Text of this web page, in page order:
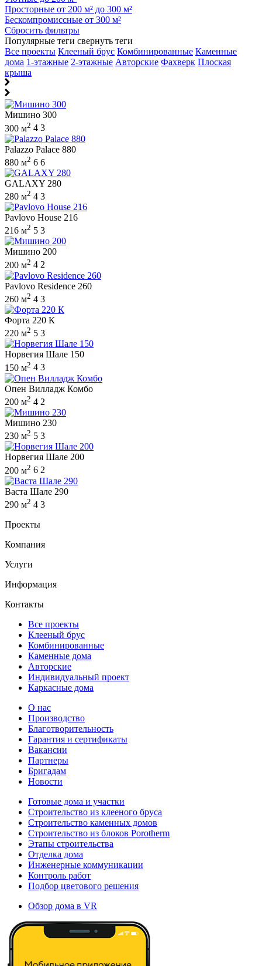
Просторные от 200 м² до 300 м²
Бескомпромиссные от 300 м²
Сбросить фильтры
Популярные теги свернуть теги
Все проекты Клееный брус Комбинированные Каменные
дома 1-этажные 2-этажные Авторские Фахверк Плоская
крыша
Мишино 300
300 м2 4 3
Palazzo Palace 880
880 м2 6 6
GALAXY 280
280 м2 4 3
Pavlovo House 216
216 м2 5 3
Мишино 200
200 м2 4 2
Pavlovo Residence 260
260 м2 4 3
Форта 220 К
220 м2 5 3
Норвегия Шале 150
150 м2 4 3
Опен Вилладж Комбо
200 м2 4 2
Мишино 230
230 м2 5 3
Норвегия Шале 200
200 м2 6 2
Васта Шале 290
290 м2 4 3
Проекты
Компания
Услуги
Информация
Контакты
Все проекты
Клееный брус
Комбинированные
Каменные дома
Авторские
Индивидуальный проект
Каркасные дома
О нас
Производство
Благотворительность
Гарантия и сертификаты
Вакансии
Партнеры
Бригадам
Новости
Готовые дома и участки
Строительство из клееного бруса
Строительство каменных домов
Строительство из блоков Porotherm
Этапы строительства
Отделка дома
Инженерные коммуникации
Контроль работ
Подбор цветового решения
Обзор дома в VR